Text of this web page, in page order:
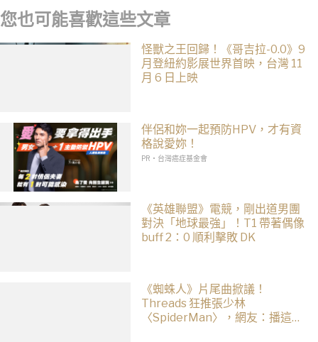
您也可能喜歡這些文章
怪獸之王回歸！《哥吉拉-0.0》9
月登紐約影展世界首映，台灣 11
月 6 日上映
伴侶和妳一起預防HPV，才有資
格說愛妳！
PR・台灣癌症基金會
《英雄聯盟》電競，剛出道男團
對決「地球最強」！T1 帶著偶像
buff 2：0 順利擊敗 DK
《蜘蛛人》片尾曲掀議！
Threads 狂推張少林
〈SpiderMan〉，網友：播這個